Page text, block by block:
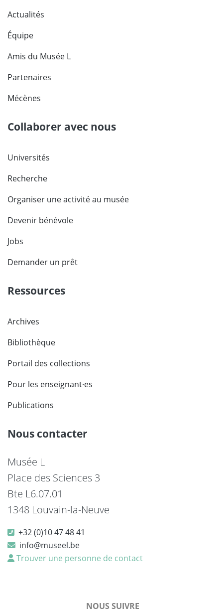
Actualités
Équipe
Amis du Musée L
Partenaires
Mécènes
Collaborer avec nous
Universités
Recherche
Organiser une activité au musée
Devenir bénévole
Jobs
Demander un prêt
Ressources
Archives
Bibliothèque
Portail des collections
Pour les enseignant·es
Publications
Nous contacter
Musée L
Place des Sciences 3
Bte L6.07.01
1348 Louvain-la-Neuve
+32 (0)10 47 48 41
info@museel.be
Trouver une personne de contact
NOUS SUIVRE